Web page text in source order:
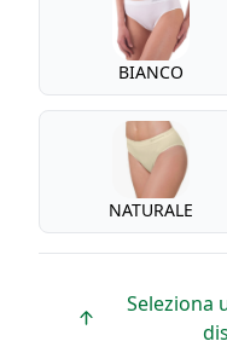
BIANCO
NATURALE
Seleziona